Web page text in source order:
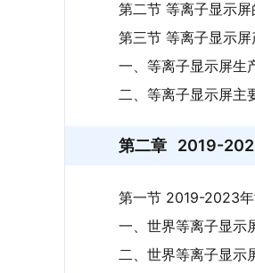
第二节 等离子显示
第三节 等离子显示
一、等离子显示屏生
二、等离子显示屏主
第二章 2019-
第一节 2019-2023
一、世界等离子显示
二、世界等离子显示